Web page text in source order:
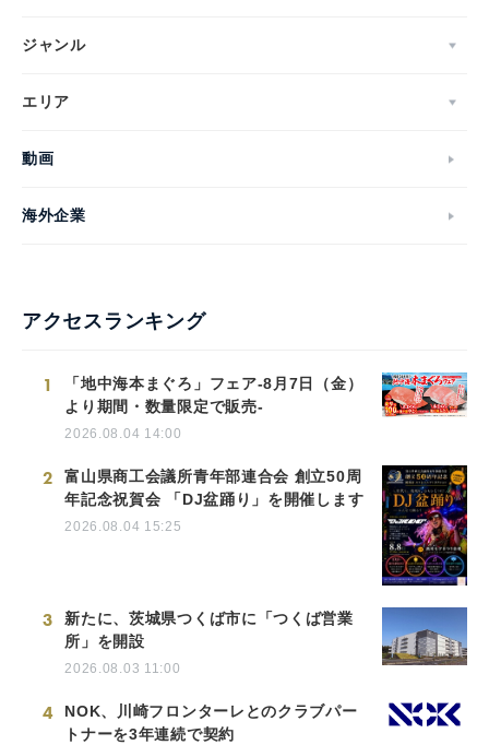
ジャンル
エリア
動画
海外企業
アクセスランキング
1
「地中海本まぐろ」フェア-8月7日（金）
より期間・数量限定で販売-
2026.08.04 14:00
2
富山県商工会議所青年部連合会 創立50周
年記念祝賀会 「DJ盆踊り」を開催します
2026.08.04 15:25
3
新たに、茨城県つくば市に「つくば営業
所」を開設
2026.08.03 11:00
4
NOK、川崎フロンターレとのクラブパー
トナーを3年連続で契約